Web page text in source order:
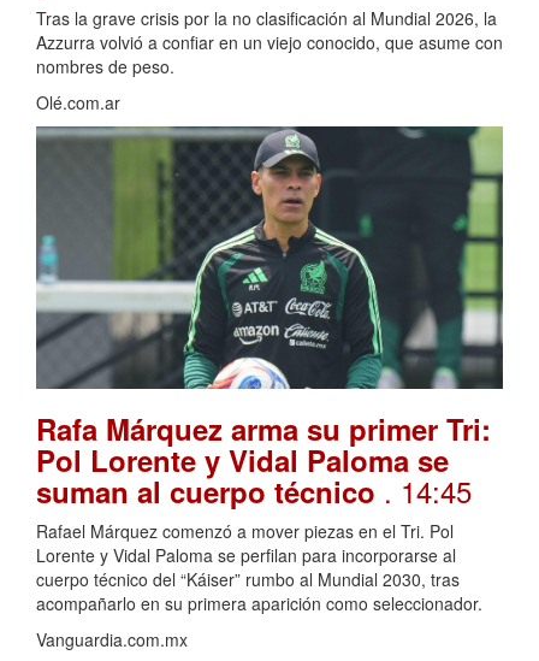
Tras la grave crisis por la no clasificación al Mundial 2026, la
Azzurra volvió a confiar en un viejo conocido, que asume con
nombres de peso.
Olé.com.ar
Rafa Márquez arma su primer Tri:
Pol Lorente y Vidal Paloma se
suman al cuerpo técnico . 14:45
Rafael Márquez comenzó a mover piezas en el Tri. Pol
Lorente y Vidal Paloma se perfilan para incorporarse al
cuerpo técnico del “Káiser” rumbo al Mundial 2030, tras
acompañarlo en su primera aparición como seleccionador.
Vanguardia.com.mx